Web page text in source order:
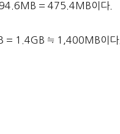
94.6MB = 475.4MB이다.
= 1.4GB ≒ 1,400MB이다.